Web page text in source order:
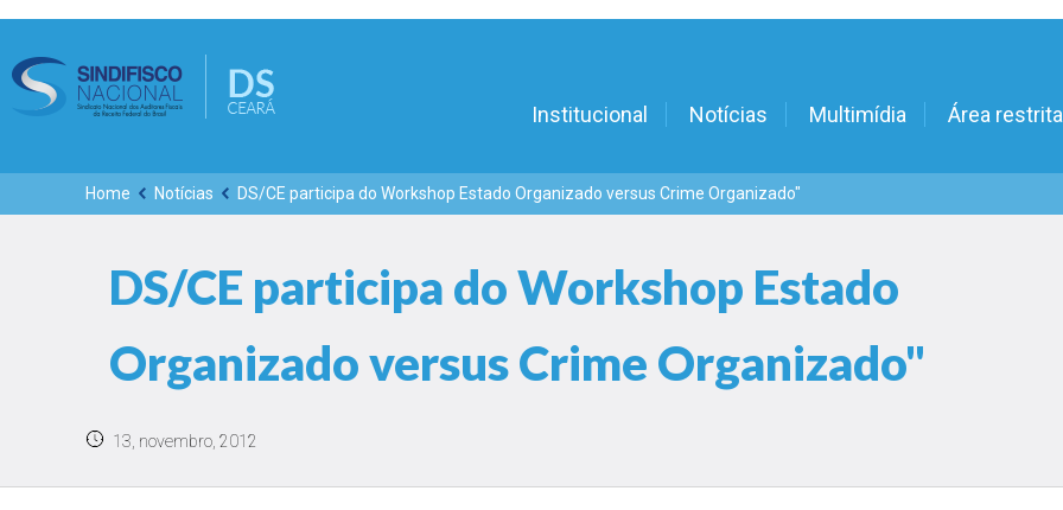
Institucional Notícias Multimídia Área restrita
Home Notícias DS/CE participa do Workshop Estado Organizado versus Crime Organizado"
DS/CE participa do Workshop Estado
Organizado versus Crime Organizado"
13, novembro, 2012